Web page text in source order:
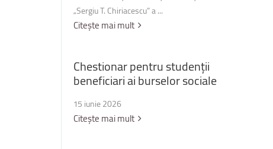
„Sergiu T. Chiriacescu” a ...
Citește mai mult
Chestionarpentrustudenții
beneficiariaiburselorsociale
15 iunie 2026
Citește mai mult